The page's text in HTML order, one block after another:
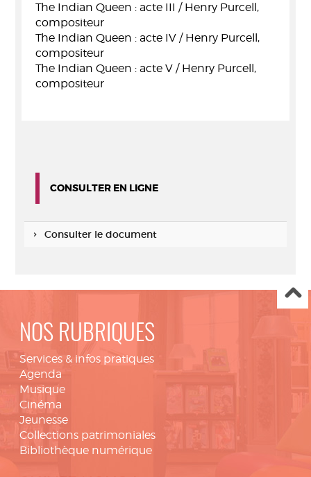
The Indian Queen : acte III / Henry Purcell,
compositeur
The Indian Queen : acte IV / Henry Purcell,
compositeur
The Indian Queen : acte V / Henry Purcell,
compositeur
CONSULTER EN LIGNE
Consulter le document
NOS RUBRIQUES
Services & infos pratiques
Agenda
Musique
Cinéma
Jeunesse
Collections patrimoniales
Bibliothèque numérique